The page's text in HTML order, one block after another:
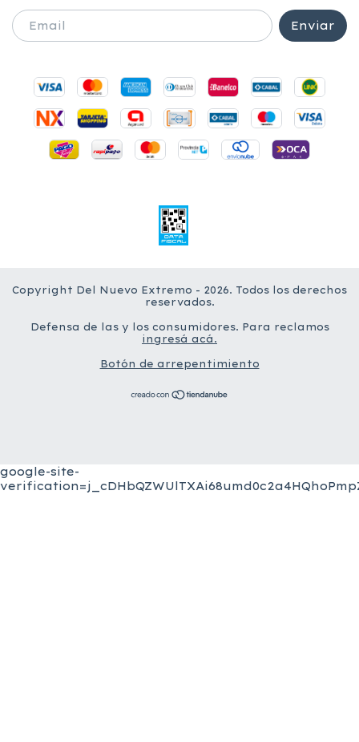
Copyright Del Nuevo Extremo - 2026. Todos los derechos
reservados.
Defensa de las y los consumidores. Para reclamos
ingresá acá.
Botón de arrepentimiento
google-site-